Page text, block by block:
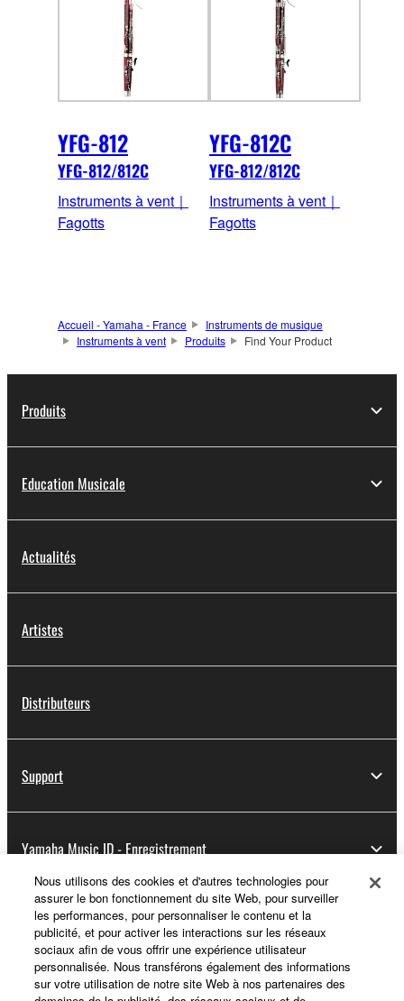
YFG-812
YFG-812/812C
Instruments à vent｜
Fagotts
YFG-812C
YFG-812/812C
Instruments à vent｜
Fagotts
Accueil - Yamaha - France
Instruments de musique
Instruments à vent
Produits Find Your Product
Produits
Education Musicale
Actualités
Artistes
Distributeurs
Support
Yamaha Music ID - Enregistrement
A propos de Yamaha
France - French
Nous utilisons des cookies et d'autres technologies pour
assurer le bon fonctionnement du site Web, pour surveiller
les performances, pour personnaliser le contenu et la
publicité, et pour activer les interactions sur les réseaux
sociaux afin de vous offrir une expérience utilisateur
personnalisée. Nous transférons également des informations
sur votre utilisation de notre site Web à nos partenaires des